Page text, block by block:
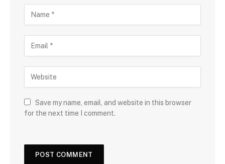
Save my name, email, and website in this browser
for the next time I comment.